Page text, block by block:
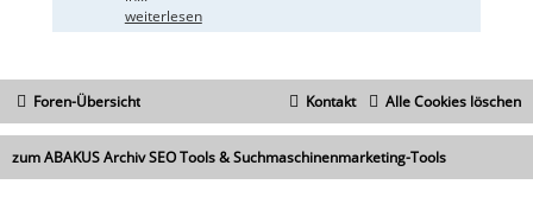
weiterlesen
Foren-Übersicht Alle Cookies löschen
Kontakt
zum ABAKUS Archiv SEO Tools & Suchmaschinenmarketing-Tools